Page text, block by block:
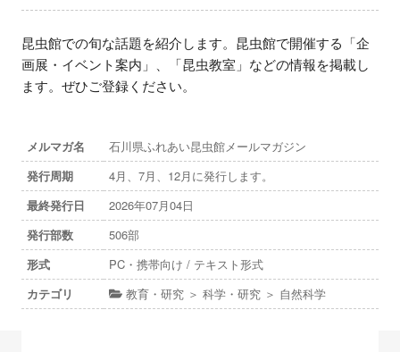
昆虫館での旬な話題を紹介します。昆虫館で開催する「企
画展・イベント案内」、「昆虫教室」などの情報を掲載し
ます。ぜひご登録ください。
メルマガ名
石川県ふれあい昆虫館メールマガジン
発行周期
4月、7月、12月に発行します。
最終発行日
2026年07月04日
発行部数
506部
形式
PC・携帯向け / テキスト形式
カテゴリ
教育・研究 ＞ 科学・研究 ＞ 自然科学